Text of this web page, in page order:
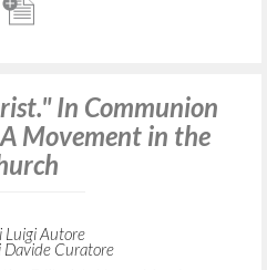
In Communion
Movement in the
Luigi Autore
Davide Curatore